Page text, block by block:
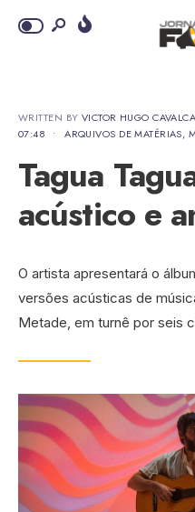
WRITTEN BY VICTOR HUGO
07:48
• ARQUIVOS DE MATÉRIAS,
Tagua
acústico e
O artista apresentará o
versões acústicas de
Metade, em turnê por seis